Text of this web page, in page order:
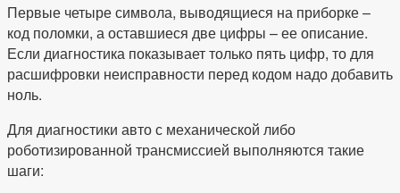
Первые четыре символа, выводящиеся на приборке –
код поломки, а оставшиеся две цифры – ее описание.
Если диагностика показывает только пять цифр, то для
расшифровки неисправности перед кодом надо добавить
ноль.
Для диагностики авто с механической либо
роботизированной трансмиссией выполняются такие
шаги: